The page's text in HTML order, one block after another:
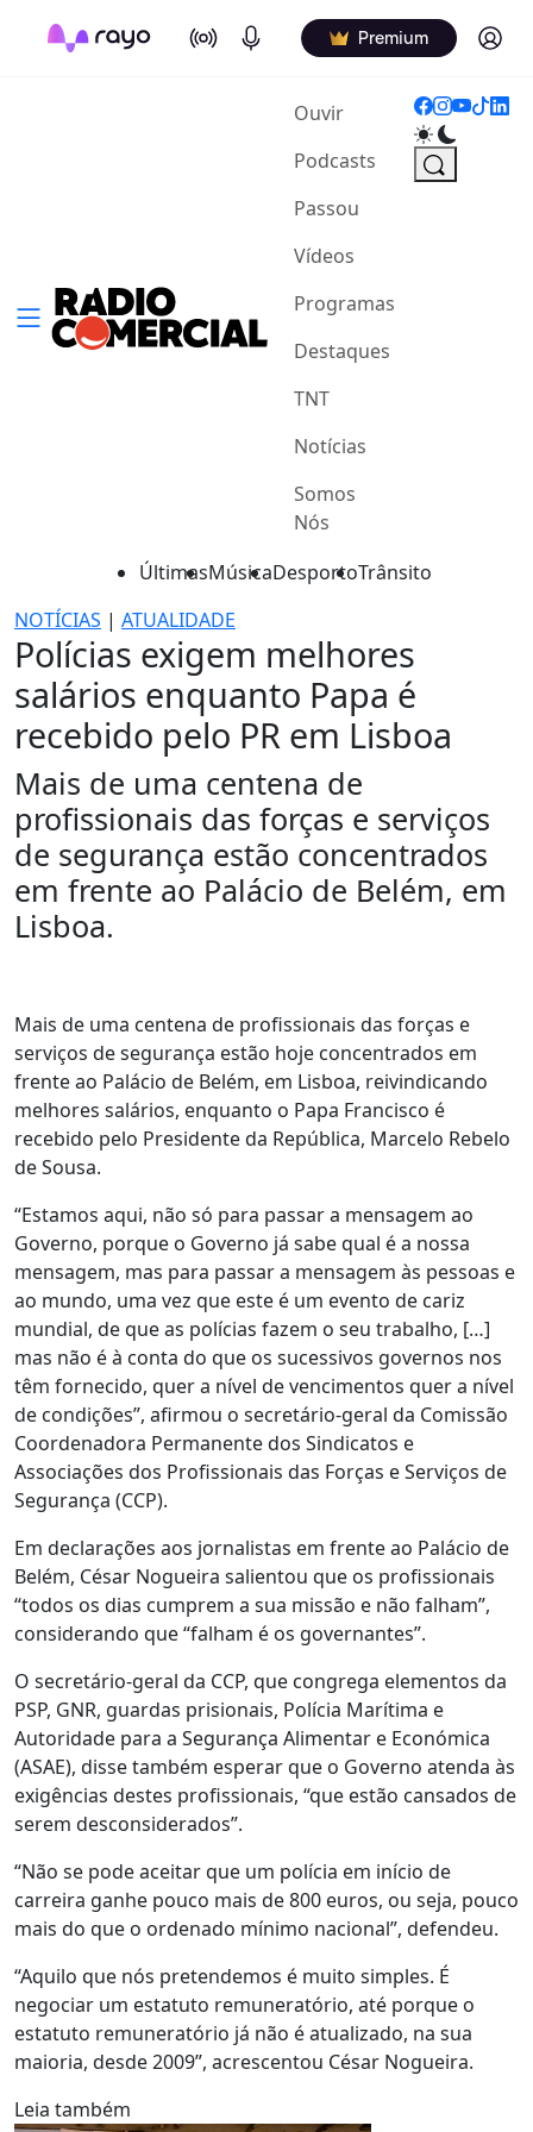
On Air Podcasts Premium Log in
Ouvir(current)
Podcasts
Passou
Vídeos
Programas
Destaques
TNT
Notícias
Somos
Nós
ÚltimasMúsicaDesportoTrânsito
NOTÍCIAS | ATUALIDADE
Polícias exigem melhores
salários enquanto Papa é
recebido pelo PR em Lisboa
Mais de uma centena de
profissionais das forças e serviços
de segurança estão concentrados
em frente ao Palácio de Belém, em
Lisboa.
Mais de uma centena de profissionais das forças e
serviços de segurança estão hoje concentrados em
frente ao Palácio de Belém, em Lisboa, reivindicando
melhores salários, enquanto o Papa Francisco é
recebido pelo Presidente da República, Marcelo Rebelo
de Sousa.
“Estamos aqui, não só para passar a mensagem ao
Governo, porque o Governo já sabe qual é a nossa
mensagem, mas para passar a mensagem às pessoas e
ao mundo, uma vez que este é um evento de cariz
mundial, de que as polícias fazem o seu trabalho, […]
mas não é à conta do que os sucessivos governos nos
têm fornecido, quer a nível de vencimentos quer a nível
de condições”, afirmou o secretário-geral da Comissão
Coordenadora Permanente dos Sindicatos e
Associações dos Profissionais das Forças e Serviços de
Segurança (CCP).
Em declarações aos jornalistas em frente ao Palácio de
Belém, César Nogueira salientou que os profissionais
“todos os dias cumprem a sua missão e não falham”,
considerando que “falham é os governantes”.
O secretário-geral da CCP, que congrega elementos da
PSP, GNR, guardas prisionais, Polícia Marítima e
Autoridade para a Segurança Alimentar e Económica
(ASAE), disse também esperar que o Governo atenda às
exigências destes profissionais, “que estão cansados de
serem desconsiderados”.
“Não se pode aceitar que um polícia em início de
carreira ganhe pouco mais de 800 euros, ou seja, pouco
mais do que o ordenado mínimo nacional”, defendeu.
“Aquilo que nós pretendemos é muito simples. É
negociar um estatuto remuneratório, até porque o
estatuto remuneratório já não é atualizado, na sua
maioria, desde 2009”, acrescentou César Nogueira.
Leia também